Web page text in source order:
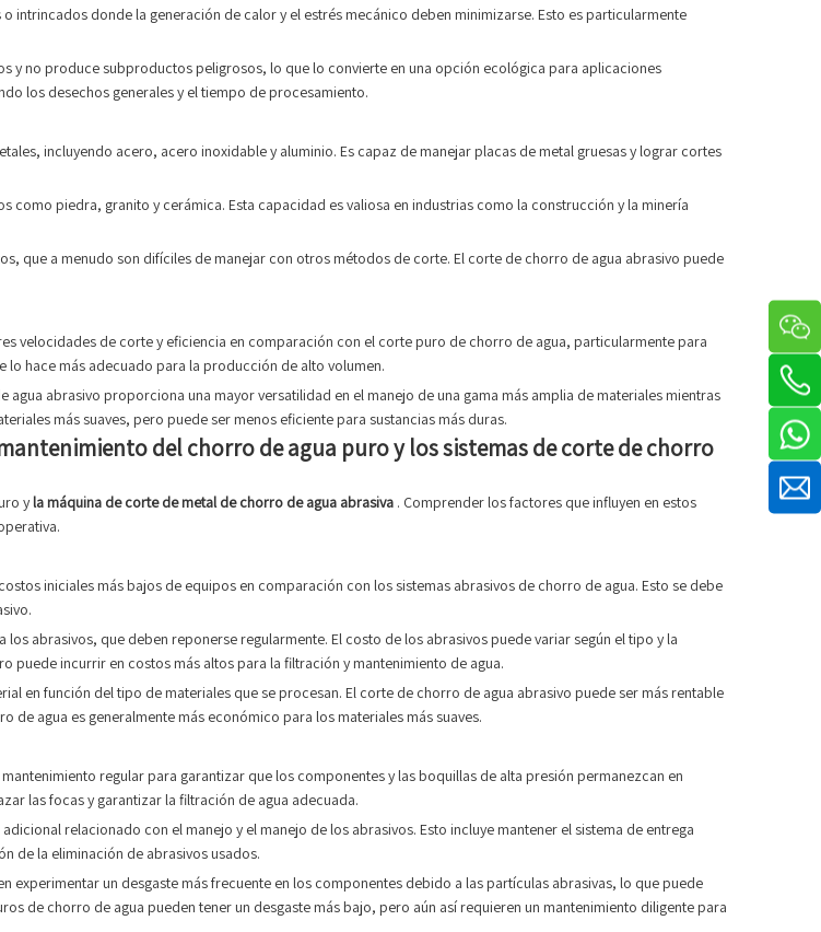
donde la generación de calor y el estrés mecánico deben minimizarse. Esto es particularmente
y no produce subproductos peligrosos, lo que lo convierte en una opción ecológica para aplicaciones
los desechos generales y el tiempo de procesamiento.
incluyendo acero, acero inoxidable y aluminio. Es capaz de manejar placas de metal gruesas y lograr cortes
piedra, granito y cerámica. Esta capacidad es valiosa en industrias como la construcción y la minería
que a menudo son difíciles de manejar con otros métodos de corte. El corte de chorro de agua abrasivo puede
velocidades de corte y eficiencia en comparación con el corte puro de chorro de agua, particularmente para
hace más adecuado para la producción de alto volumen.
abrasivo proporciona una mayor versatilidad en el manejo de una gama más amplia de materiales mientras
más suaves, pero puede ser menos eficiente para sustancias más duras.
del chorro de agua puro y los sistemas de corte de chorro
y la máquina de corte de metal de chorro de agua abrasiva . Comprender los factores que influyen en estos
iniciales más bajos de equipos en comparación con los sistemas abrasivos de chorro de agua. Esto se debe
abrasivos, que deben reponerse regularmente. El costo de los abrasivos puede variar según el tipo y la
incurrir en costos más altos para la filtración y mantenimiento de agua.
en función del tipo de materiales que se procesan. El corte de chorro de agua abrasivo puede ser más rentable
agua es generalmente más económico para los materiales más suaves.
regular para garantizar que los componentes y las boquillas de alta presión permanezcan en
las focas y garantizar la filtración de agua adecuada.
relacionado con el manejo y el manejo de los abrasivos. Esto incluye mantener el sistema de entrega
de la eliminación de abrasivos usados.
un desgaste más frecuente en los componentes debido a las partículas abrasivas, lo que puede
de chorro de agua pueden tener un desgaste más bajo, pero aún así requieren un mantenimiento diligente para